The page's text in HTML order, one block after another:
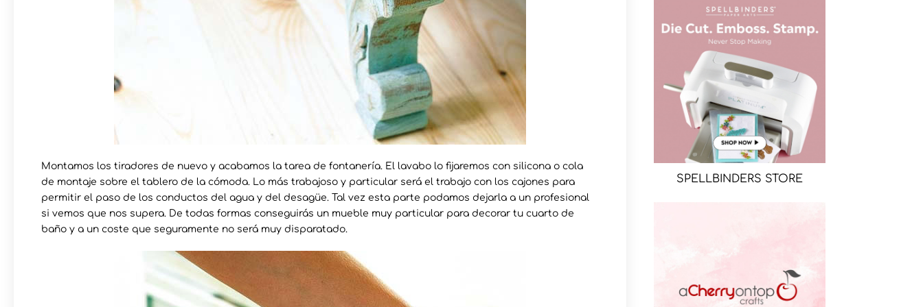
Montamos los tiradores de nuevo y acabamos la tarea de fontanería. El lavabo lo fijaremos con silicona o cola
de montaje sobre el tablero de la cómoda. Lo más trabajoso y particular será el trabajo con los cajones para
permitir el paso de los conductos del agua y del desagüe. Tal vez esta parte podamos dejarla a un profesional
si vemos que nos supera. De todas formas conseguirás un mueble muy particular para decorar tu cuarto de
baño y a un coste que seguramente no será muy disparatado.
SPELLBINDERS STORE